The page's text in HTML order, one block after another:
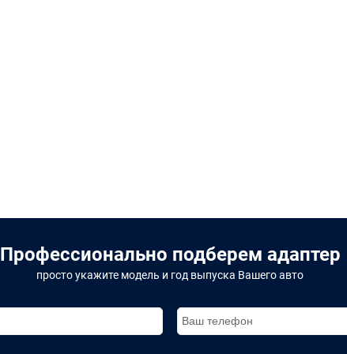
Професcионально подберем адаптер
просто укажите модель и год выпуска Вашего авто